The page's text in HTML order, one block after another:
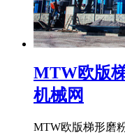
MTW欧版
机械网
MTW欧版梯形磨